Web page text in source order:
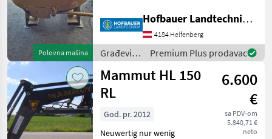
Polovna mašina
Dreipunkt-Aufnahme ,
Schwenkrutsche mit
Verlängerung , ... Sofort
Verfügbar !!
Hofbauer Landtechnik GmbH
4184 Helfenberg
Građevinski
strojevi /
Mammut
Premium Plus prodavac
Mammut HL 150
RL
6.600
€
sa PDV-om
5.840,71 €
neto
God. pr. 2012
Neuwertig nur wenig